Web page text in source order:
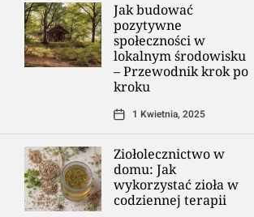
Jak budować
pozytywne
społeczności w
lokalnym środowisku
– Przewodnik krok po
kroku
1 Kwietnia, 2025
Ziołolecznictwo w
domu: Jak
wykorzystać zioła w
codziennej terapii